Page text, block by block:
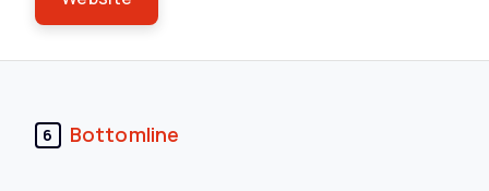
6 Bottomline